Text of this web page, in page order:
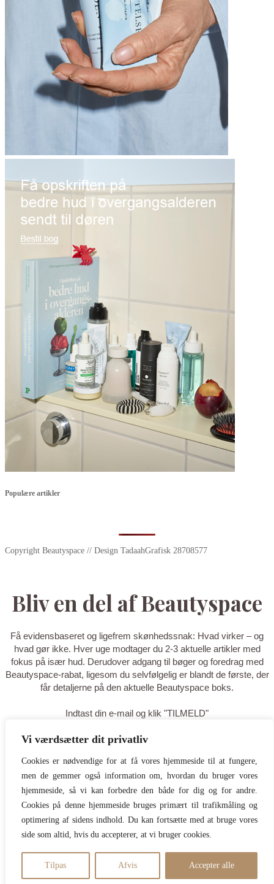
Vi værdsætter dit privatliv
Cookies er nødvendige for at få vores hjemmeside til at fungere,
men de gemmer også information om, hvordan du bruger vores
hjemmeside, så vi kan forbedre den både for dig og for andre.
Cookies på denne hjemmeside bruges primært til trafikmåling og
optimering af sidens indhold. Du kan fortsætte med at bruge vores
side som altid, hvis du accepterer, at vi bruger cookies.
Tilpas Afvis Accepter alle
Populære artikler
Copyright Beautyspace // Design TadaahGrafisk 28708577
Bliv en del af Beautyspace
Få evidensbaseret og ligefrem skønhedssnak: Hvad virker – og
hvad gør ikke. Hver uge modtager du 2-3 aktuelle artikler med
fokus på især hud. Derudover adgang til bøger og foredrag med
Beautyspace-rabat, ligesom du selvfølgelig er blandt de første, der
får detaljerne på den aktuelle Beautyspace boks.
Indtast din e-mail og klik "TILMELD"
TILMELD
Tak for din tilmelding - du er nu på
listen! Tilføj gerne
hello@beautyspace.dk til dine
kontakter, så du er sikker på at
mails ikke går i spam.